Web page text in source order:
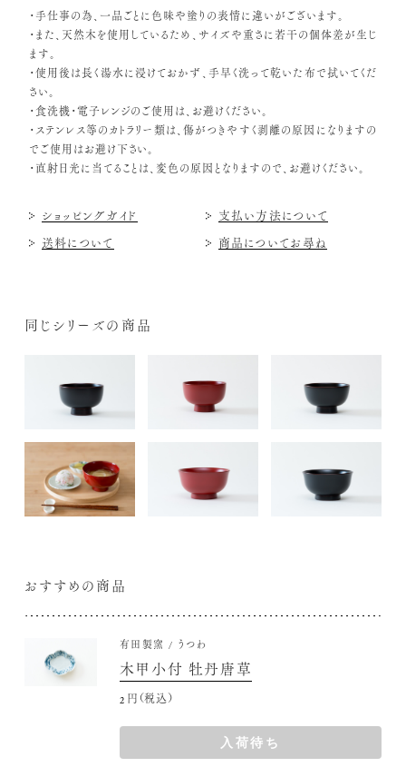
・手仕事の為、一品ごとに色味や塗りの表情に違いがございます。
・また、天然木を使用しているため、サイズや重さに若干の個体差が生じ
ます。
・使用後は長く湯水に浸けておかず、手早く洗って乾いた布で拭いてくだ
さい。
・食洗機・電子レンジのご使用は、お避けください。
・ステンレス等のカトラリー類は、傷がつきやすく剥離の原因になりますの
でご使用はお避け下さい。
・直射日光に当てることは、変色の原因となりますので、お避けください。
ショッピングガイド
支払い方法について
送料について
商品についてお尋ね
同じシリーズの商品
おすすめの商品
有田製窯 うつわ
木甲小付 牡丹唐草
2,750円(税込)
入荷待ち